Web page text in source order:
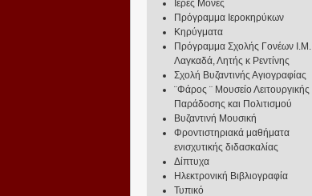
Ιερές Μονές
Πρόγραμμα Ιεροκηρύκων
Κηρύγματα
Πρόγραμμα Σχολής Γονέων Ι.Μ.
Λαγκαδά, Λητής κ Ρεντίνης
Σχολή Βυζαντινής Αγιογραφίας
¨Φάρος ¨ Μουσείο Λειτουργικής
Παράδοσης και Πολιτισμού
Βυζαντινή Μουσική
Φροντιστηριακά μαθήματα
ενισχυτικής διδασκαλίας
Δίπτυχα
Ηλεκτρονική Βιβλιογραφία
Τυπικό